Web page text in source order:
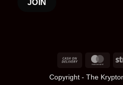
Cash
Delivery
Copyright - The